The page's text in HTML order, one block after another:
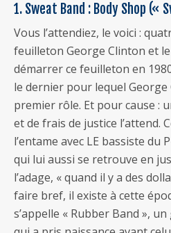
1. Sweat Band : Body Shop («
Vous l’attendiez, le voici :
feuilleton George Clinton et
démarrer ce feuilleton en
le dernier pour lequel
premier rôle. Et pour cause :
et de frais de justice l’attend.
l’entame avec LE bassiste du
qui lui aussi se retrouve en
l’adage, « quand il y a des
faire bref, il existe à cette
s’appelle « Rubber Band »,